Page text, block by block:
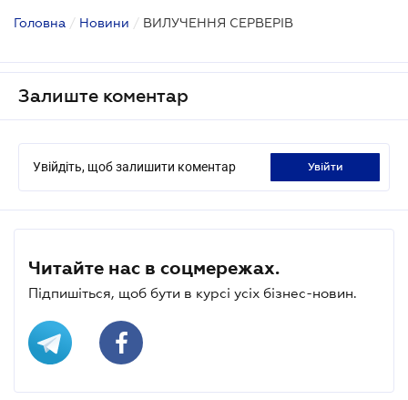
Головна / Новини / ВИЛУЧЕННЯ СЕРВЕРІВ
Залиште коментар
Увійдіть, щоб залишити коментар увійти
Читайте нас в соцмережах.
Підпишіться, щоб бути в курсі усіх бізнес-новин.